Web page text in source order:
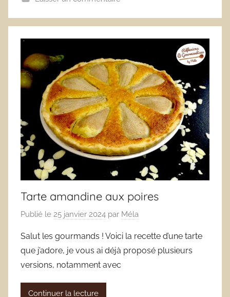
Tarte amandine aux poires
Publié le 25 janvier 2024 par Méla
Salut les gourmands ! Voici la recette d’une tarte
que j’adore, je vous ai déjà proposé plusieurs
versions, notamment avec
Continuer la lecture